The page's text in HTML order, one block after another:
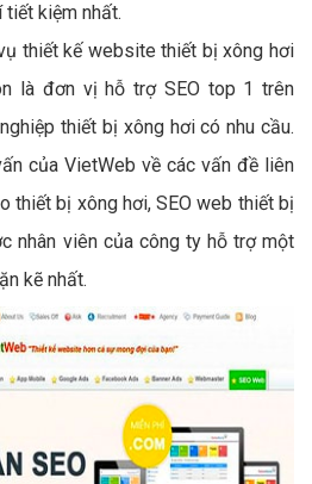
kiệm nhất.
thiết kế website thiết bị xông hơi
là đơn vị hỗ trợ SEO top 1 trên
thiết bị xông hơi có nhu cầu.
của VietWeb về các vấn đề liên
thiết bị xông hơi, SEO web thiết bị
nhân viên của công ty hỗ trợ một
kẽ nhất.